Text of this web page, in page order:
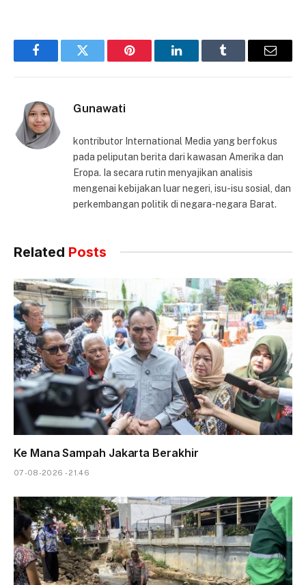
FacebookTwitter Pinterest LinkedInTumblr Email
Gunawati
kontributor International Media yang berfokus
pada peliputan berita dari kawasan Amerika dan
Eropa. Ia secara rutin menyajikan analisis
mengenai kebijakan luar negeri, isu-isu sosial, dan
perkembangan politik di negara-negara Barat.
Related Posts
Ke Mana Sampah Jakarta Berakhir
07-08-2026 - 21.46